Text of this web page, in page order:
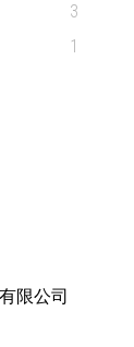
3
1
限公司